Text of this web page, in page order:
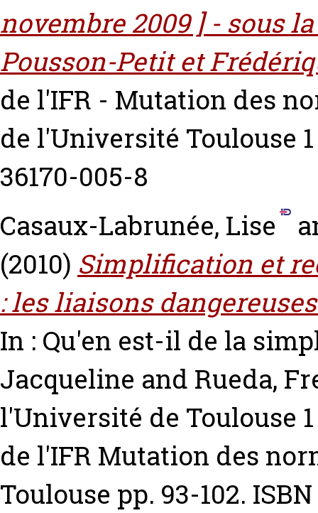
novembre 2009 ] - sous
Pousson-Petit et
de l'IFR - Mutation des
de l'Université Toulouse
36170-005-8
Casaux-Labrunée, Lise
(2010) Simplification et
: les liaisons
In : Qu'en est-il de la
Jacqueline and Rueda,
l'Université de Toulouse
de l'IFR Mutation des
Toulouse pp. 93-102.